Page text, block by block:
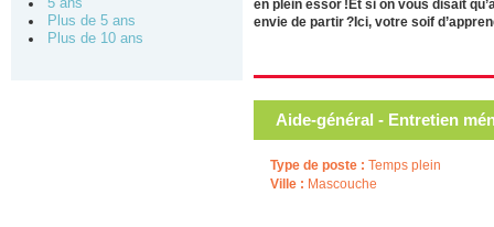
5 ans
Plus de 5 ans
Plus de 10 ans
en plein essor !Et si on vous disait
envie de partir ?Ici, votre soif
Aide-général - Entretien
Type de poste : Temps plein
Ville : Mascouche